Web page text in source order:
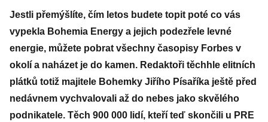
Jestli přemýšlíte, čím letos budete topit poté co vás
vypekla Bohemia Energy a jejich podezřele levné
energie, můžete pobrat všechny časopisy Forbes v
okolí a naházet je do kamen. Redaktoři těchhle elitních
plátků totiž majitele Bohemky Jiřího Písaříka ještě před
nedávnem vychvalovali až do nebes jako skvělého
podnikatele. Těch 900 000 lidí, kteří teď skončili u PRE